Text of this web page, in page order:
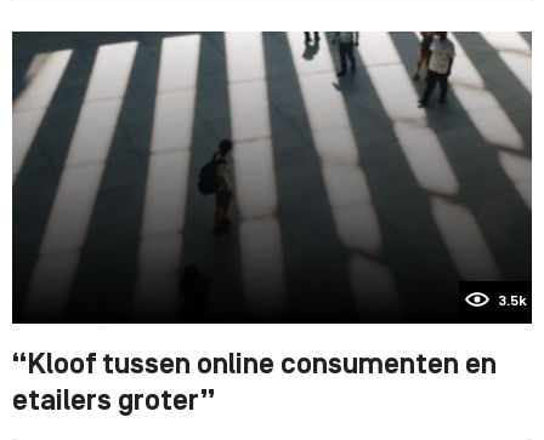
3.5k
“Kloof tussen online consumenten en
etailers groter”